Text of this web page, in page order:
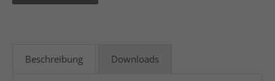
Beschreibung Downloads